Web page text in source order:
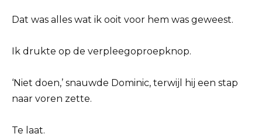
Dat was alles wat ik ooit voor hem was geweest.
Ik drukte op de verpleegoproepknop.
‘Niet doen,’ snauwde Dominic, terwijl hij een stap
naar voren zette.
Te laat.